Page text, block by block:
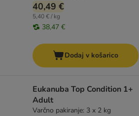
40,49 €
5,40 € / kg
38,47 €
Dodaj v košarico
Eukanuba Top Condition 1+
Adult
Varčno pakiranje: 3 x 2 kg